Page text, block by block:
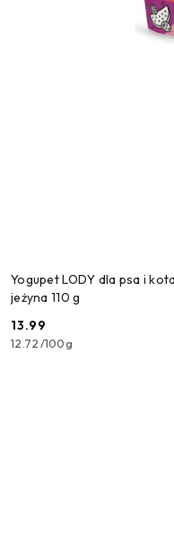
Yogupet LODY dla psa i
jeżyna 110 g
Cena:
13.99
12.72/100g